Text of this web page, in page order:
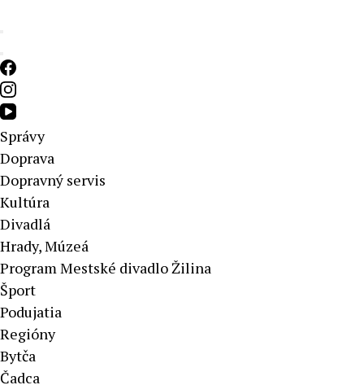
Správy
Doprava
Dopravný servis
Kultúra
Divadlá
Hrady, Múzeá
Program Mestské divadlo Žilina
Šport
Podujatia
Regióny
Bytča
Čadca